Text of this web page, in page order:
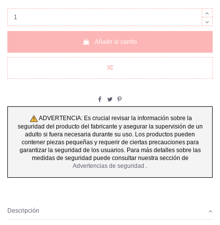
Añadir al carrito
ADVERTENCIA: Es crucial revisar la información sobre la
seguridad del producto del fabricante y asegurar la supervisión de un
adulto si fuera necesaria durante su uso. Los productos pueden
contener piezas pequeñas y requerir de ciertas precauciones para
garantizar la seguridad de los usuarios. Para más detalles sobre las
medidas de seguridad puede consultar nuestra sección de
Advertencias de seguridad .
Descripción